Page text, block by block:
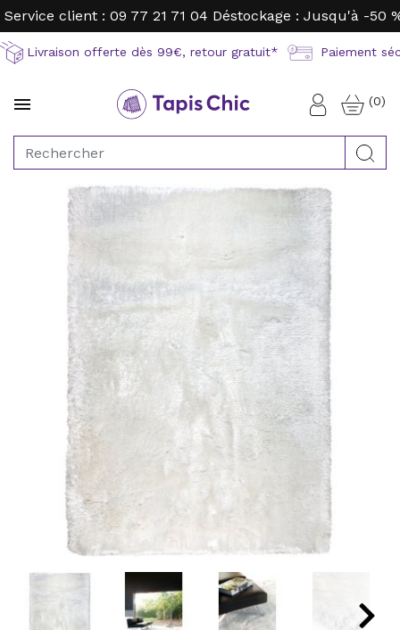
Service client : 09 77 21 71 04 Déstockage : Jusqu'à -50
Livraison offerte dès 99€, retour gratuit* Paiement
 Connexion
(0)